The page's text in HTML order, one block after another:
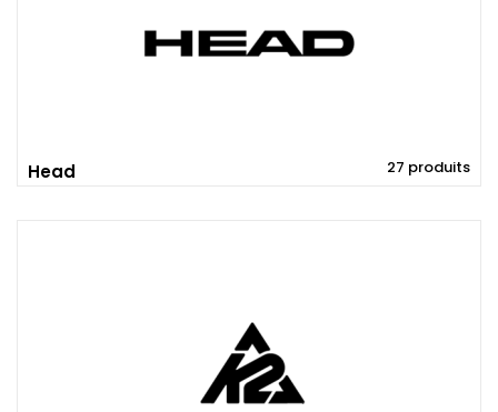
Head 27 produits